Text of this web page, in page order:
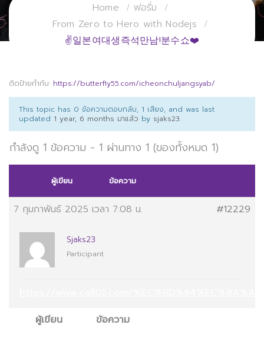
Home
ฟอรั่ม
From Zero to Hero with Nodejs
✌일본여대생즉석만남!분수쇼❤️
ติดป้ายกำกับ: https://butterfly55.com/icheonchuljangsyab/
This topic has 0 ข้อความตอบกลับ, 1 เสียง, and was last
updated 1 year, 6 months มาแล้ว by sjaks23.
กำลังดู 1 ข้อความ - 1 ผ่านทาง 1 (ของทั้งหมด 1)
ผู้เขียน ข้อความ
7 กุมภาพันธ์ 2025 เวลา 7:08 น. #12229
Sjaks23
Participant
ผู้เขียน
ข้อความ